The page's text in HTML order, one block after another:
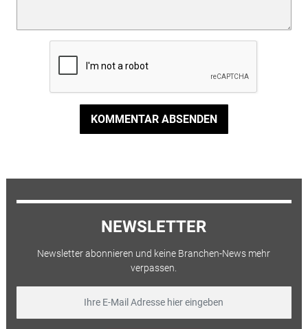
KOMMENTAR ABSENDEN
NEWSLETTER
Newsletter abonnieren und keine Branchen-News mehr
verpassen.